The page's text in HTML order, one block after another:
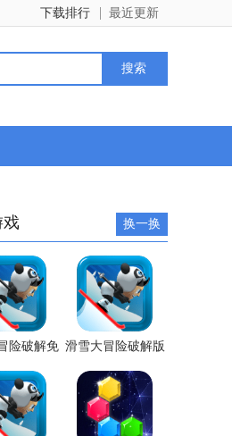
最近更新
下载排行
换一换
险破解免
全地图版
滑雪大冒险破解版
免费下载安装